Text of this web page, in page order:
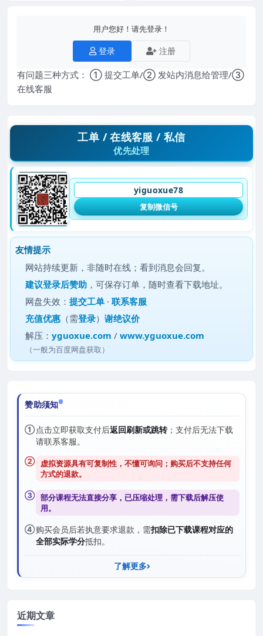
用户您好！请先登录！
登录 注册
有问题三种方式： ① 提交工单/② 发站内消息给管理/③
在线客服
工单 / 在线客服 / 私信
优先处理
yiguoxue78
复制微信号
友情提示
网站持续更新，非随时在线；看到消息会回复。
建议登录后赞助 ，可保存订单，随时查看下载地址。
网盘失效：提交工单 ·联系客服
充值优惠 （需登录）谢绝议价
解压：yguoxue.com /www.yguoxue.com
（一般为百度网盘获取）
赞助须知
①点击立即获取支付后返回刷新或跳转；支付后无法下载
请联系客服。
② 虚拟资源具有可复制性，不懂可询问；购买后不支持任何
方式的退款。
③ 部分课程无法直接分享，已压缩处理，需下载后解压使
用。
④购买会员后若执意要求退款，需扣除已下载课程对应的
全部实际学分抵扣。
了解更多
近期文章